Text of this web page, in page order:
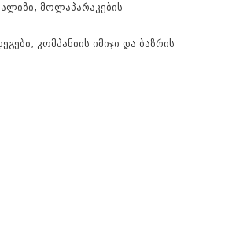
მოლაპარაკების
კომპანიის იმიჯი და ბაზრის